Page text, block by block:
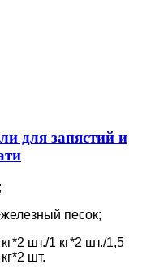
для запястий и
песок;
шт./1 кг*2 шт./1,5
шт.